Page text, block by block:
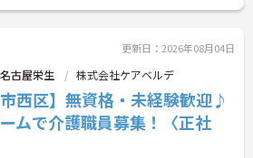
更新日：2026年08月04日
古屋栄生 株式会社ケアベルデ
市西区】無資格・未経験歓迎♪
ムで介護職員募集！〈正社